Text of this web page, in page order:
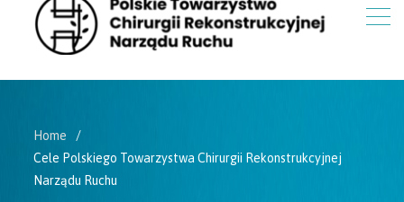
Home
Cele Polskiego Towarzystwa Chirurgii Rekonstrukcyjnej
Narządu Ruchu